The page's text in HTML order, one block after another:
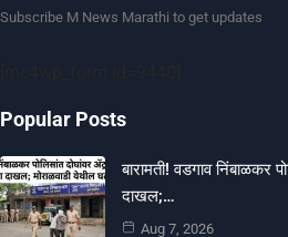
Subscribe M News Marathi to get updates
Popular Posts
बारामती! वडगाव निंबाळकर
दाखल;…
Aug 7, 2026